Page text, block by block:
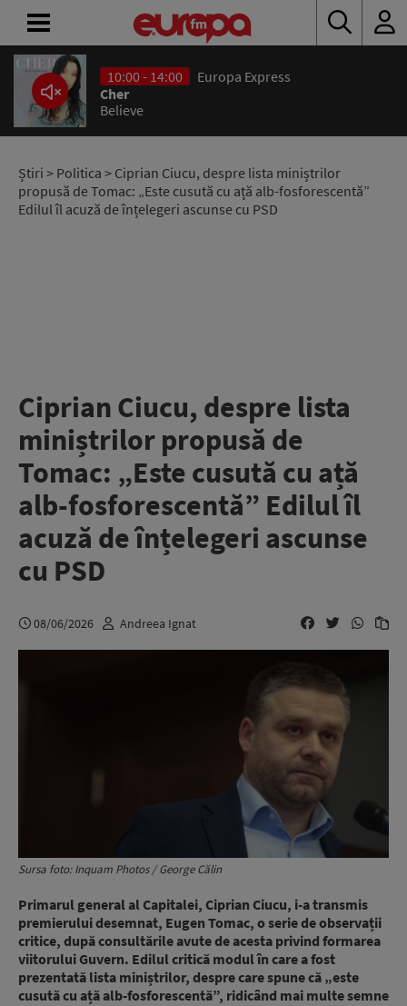
10:00 - 14:00
Europa Express
Cher
Believe
Știri > Politica > Ciprian Ciucu, despre lista miniștrilor
propusă de Tomac: „Este cusută cu ață alb-fosforescentă”
Edilul îl acuză de înțelegeri ascunse cu PSD
Ciprian Ciucu, despre lista
miniștrilor propusă de
Tomac: „Este cusută cu ață
alb-fosforescentă” Edilul îl
acuză de înțelegeri ascunse
cu PSD
08/06/2026 Andreea Ignat
Sursa foto: Inquam Photos / George Călin
Primarul general al Capitalei, Ciprian Ciucu, i-a transmis
premierului desemnat, Eugen Tomac, o serie de observații
critice, după consultările avute de acesta privind formarea
viitorului Guvern. Edilul critică modul în care a fost
prezentată lista miniștrilor, despre care spune că „este
cusută cu ață alb-fosforescentă”, ridicând mai multe semne
ACASĂ
ȘTIRI
RADIO
CONCURSURI